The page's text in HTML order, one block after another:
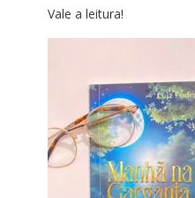
Vale a leitura!